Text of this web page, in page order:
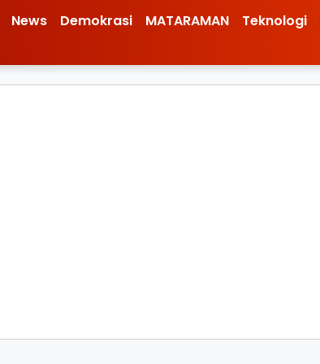
News Demokrasi MATARAMAN Teknologi